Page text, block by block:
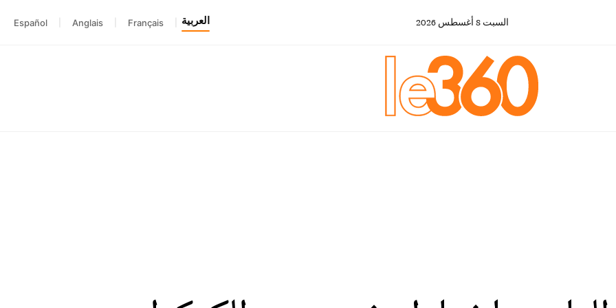
السبت 8 أغسطس 2026 العربية Français
Anglais
Español